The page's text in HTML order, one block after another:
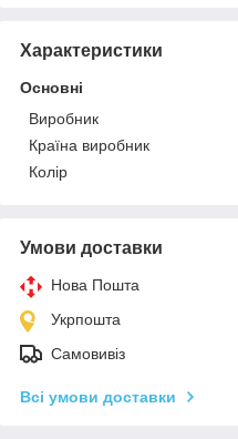
Характеристики
Основні
Виробник
Країна виробник
Колір
Умови доставки
Нова Пошта
Укрпошта
Самовивіз
Всі умови доставки